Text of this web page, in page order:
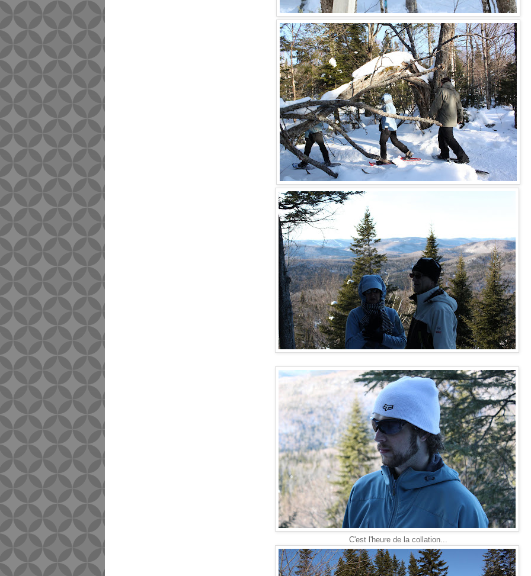
C'est l'heure de la collation...